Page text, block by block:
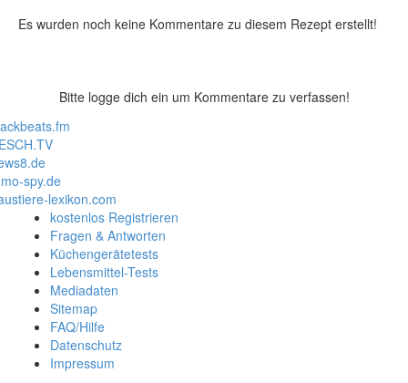
Es wurden noch keine Kommentare zu diesem Rezept erstellt!
Bitte logge dich ein um Kommentare zu verfassen!
spy.de
lexikon.com
kostenlos Registrieren
Fragen & Antworten
Küchengerätetests
Lebensmittel-Tests
Mediadaten
Sitemap
FAQ/Hilfe
Datenschutz
Impressum